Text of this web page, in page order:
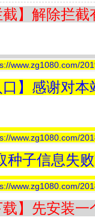
截】解除拦截
www.zg1080.com/
口】感谢对本
www.zg1080.com/
种子信息失败
www.zg1080.com/
载】先安装一